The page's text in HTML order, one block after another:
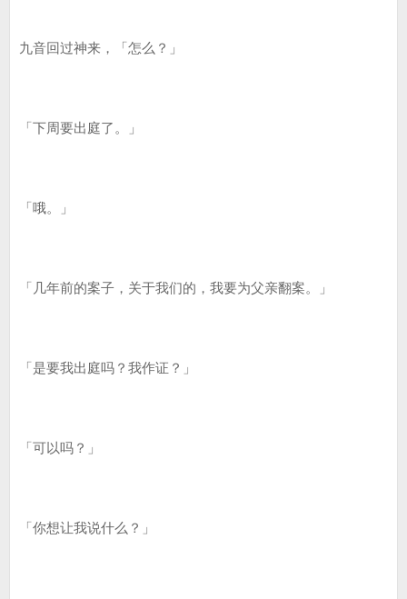
九音回过神来，「怎么？」
「下周要出庭了。」
「哦。」
「几年前的案子，关于我们的，我要为父亲翻案。」
「是要我出庭吗？我作证？」
「可以吗？」
「你想让我说什么？」